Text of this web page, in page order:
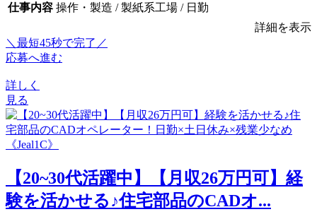
仕事内容 操作・製造 / 製紙系工場 / 日勤
詳細を表示
＼最短45秒で完了／
応募へ進む
詳しく
見る
【20~30代活躍中】【月収26万円可】経
験を活かせる♪住宅部品のCADオ...